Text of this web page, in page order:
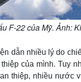
F-22 của Mỹ. Ảnh:
dẫn nhiều lý do
của mình. Tuy
thiệp, nhiều nước